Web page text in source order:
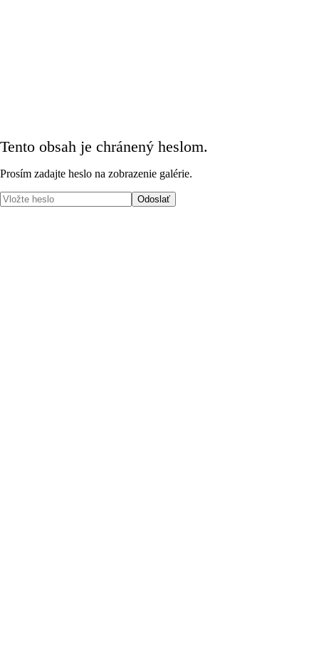
Tento obsah je chránený heslom.
Prosím zadajte heslo na zobrazenie galérie.
Odoslať